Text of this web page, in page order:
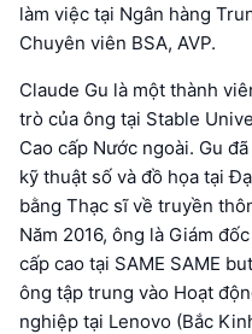
làm việc tại Ngân hàng
Chuyên viên BSA, AVP.
Claude Gu là một thành
trò của ông tại Stable
Cao cấp Nước ngoài. Gu
kỹ thuật số và đồ họa tại
bằng Thạc sĩ về truyền
Năm 2016, ông là Giám
cấp cao tại SAME SAME
ông tập trung vào Hoạt
nghiệp tại Lenovo (Bắc